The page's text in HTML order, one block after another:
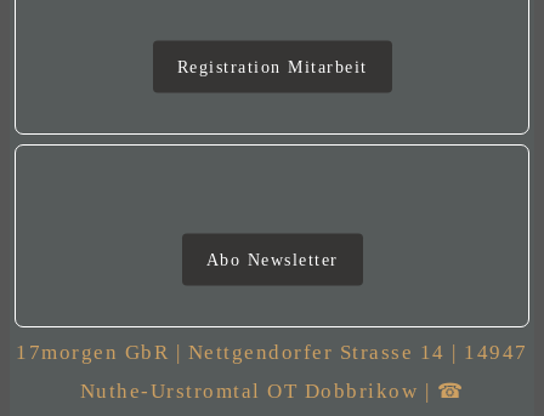
Registration Mitarbeit
Abo Newsletter
17morgen GbR | Nettgendorfer Strasse 14 | 14947
Nuthe-Urstromtal OT Dobbrikow | ☎